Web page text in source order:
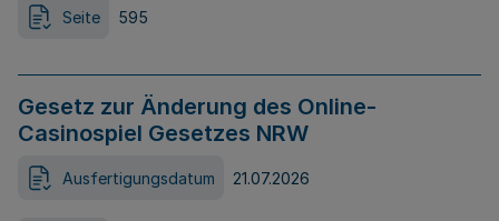
Seite 595
Gesetz zur Änderung des Online-
Casinospiel Gesetzes NRW
Ausfertigungsdatum 21.07.2026